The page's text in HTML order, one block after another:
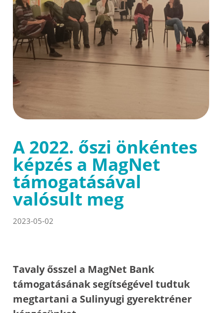
A 2022. őszi önkéntes
képzés a MagNet
támogatásával
valósult meg
2023-05-02
Tavaly ősszel a MagNet Bank
támogatásának segítségével tudtuk
megtartani a Sulinyugi gyerektréner